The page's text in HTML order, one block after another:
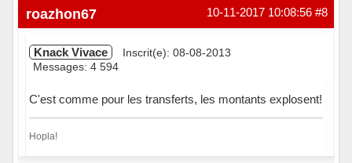
Hors ligne #8
10-11-2017 10:08:56
roazhon67
Knack Vivace
Inscrit(e): 08-08-2013
Messages: 4 594
C'est comme pour les transferts, les montants explosent!
Hopla!